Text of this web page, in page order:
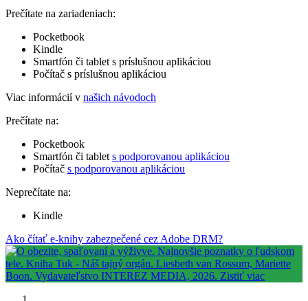
Prečítate na zariadeniach:
Pocketbook
Kindle
Smartfón či tablet s príslušnou aplikáciou
Počítač s príslušnou aplikáciou
Viac informácií v našich návodoch
Prečítate na:
Pocketbook
Smartfón či tablet s podporovanou aplikáciou
Počítač s podporovanou aplikáciou
Neprečítate na:
Kindle
Ako čítať e-knihy zabezpečené cez Adobe DRM?